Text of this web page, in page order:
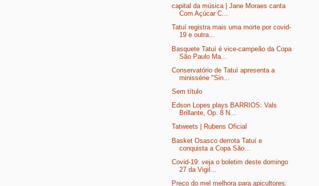
capital da música | Jane Moraes canta
Com Açúcar C...
Tatuí registra mais uma morte por covid-
19 e outra...
Basquete Tatuí é vice-campeão da Copa
São Paulo Ma...
Conservatório de Tatuí apresenta a
minissérie "Sin...
Sem título
Edson Lopes plays BARRIOS: Vals
Brillante, Op. 8 N...
Tatweets | Rubens Oficial
Basket Osasco derrota Tatuí e
conquista a Copa São...
Covid-19: veja o boletim deste domingo
27 da Vigil...
Preço do mel melhora para apicultores;